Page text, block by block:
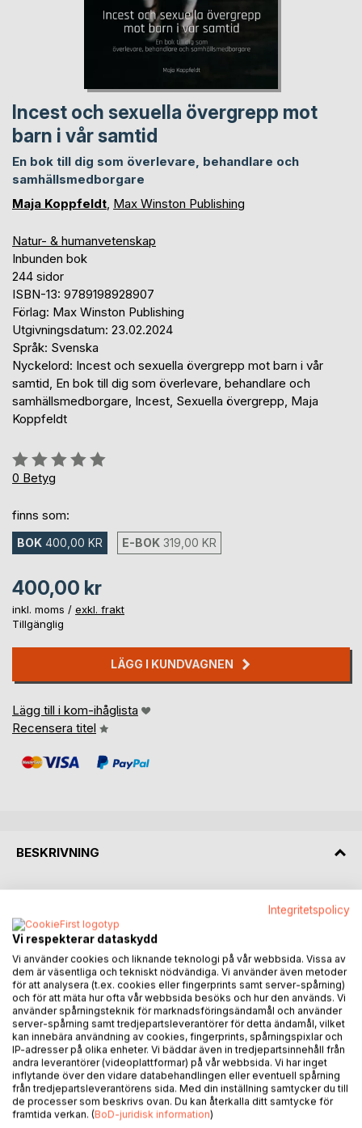
Incest och sexuella övergrepp mot
barn i vår samtid
En bok till dig som överlevare, behandlare och
samhällsmedborgare
Maja Koppfeldt Max Winston Publishing
Natur- & humanvetenskap
Inbunden bok
244 sidor
ISBN-13: 9789198928907
Förlag: Max Winston Publishing
Utgivningsdatum: 23.02.2024
Språk: Svenska
Nyckelord: Incest och sexuella övergrepp mot barn i vår
samtid, En bok till dig som överlevare, behandlare och
samhällsmedborgare, Incest, Sexuella övergrepp, Maja
Koppfeldt
Betyg::
0%
0 Betyg
finns som:
BOK 400,00 KR E-BOK 319,00 KR
400,00 kr
inkl. moms / exkl. frakt
Tillgänglig
LÄGG I KUNDVAGNEN
Lägg till i kom-ihåglista
Recensera titel
BESKRIVNING
ett behandlande perspektiv och utgår ifrån modern
forskning. Som kliniker har hon behandlat över 150
incestutsatta patienter via terapi och grupper. Boken syftar
till att skapa ett möte, bidra till ökad förståelse och
vidareutbilda överlevare själva, behandlare och
samhällsmedborgare. Utifrån de proportioner som sexuella
övergrepp mot barn existerar i vår samtid behöver ämnet
för alltid vara talbart, aktuellt och finnas på politiska
agendor. I Sverige är 1-2 barn i varje klass utsatta för incest,
var fjärde flicka och var tionde pojke blir utsatta för ett
sexuellt övergrepp innan 14 års ålder. Boken illustrerar de
skador som sexuella övergrepp mot ett barn genererar, inte
bara akuta skador utan även de skador som patienten bär
Integritetspolicy
Vi respekterar dataskydd
Vi använder cookies och liknande teknologi på vår webbsida. Vissa av
dem är väsentliga och tekniskt nödvändiga. Vi använder även metoder
för att analysera (t.ex. cookies eller fingerprints samt server-spårning)
och för att mäta hur ofta vår webbsida besöks och hur den används. Vi
använder spårningsteknik för marknadsföringsändamål och använder
server-spårning samt tredjepartsleverantörer för detta ändamål, vilket
kan innebära användning av cookies, fingerprints, spårningspixlar och
IP-adresser på olika enheter. Vi bäddar även in tredjepartsinnehåll från
andra leverantörer (videoplattformar) på vår webbsida. Vi har inget
inflytande över den vidare databehandlingen eller eventuell spårning
från tredjepartsleverantörens sida. Med din inställning samtycker du till
de processer som beskrivs ovan. Du kan återkalla ditt samtycke för
framtida verkan. (BoD-juridisk information)